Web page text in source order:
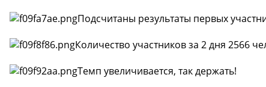
Подсчитаны результаты первых
Количество участников за 2 дня 2566
Темп увеличивается, так держать!